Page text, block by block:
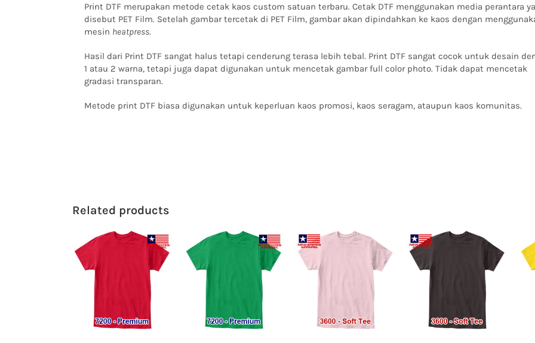
Print DTF merupakan metode cetak kaos custom satuan terbaru. Cetak DTF menggunakan media perantara
disebut PET Film. Setelah gambar tercetak di PET Film, gambar akan dipindahkan ke kaos dengan
mesin heatpress.
Hasil dari Print DTF sangat halus tetapi cenderung terasa lebih tebal. Print DTF sangat cocok untuk desain
1 atau 2 warna, tetapi juga dapat digunakan untuk mencetak gambar full color photo. Tidak dapat mencetak
gradasi transparan.
Metode print DTF biasa digunakan untuk keperluan kaos promosi, kaos seragam, ataupun kaos komunitas.
Related products